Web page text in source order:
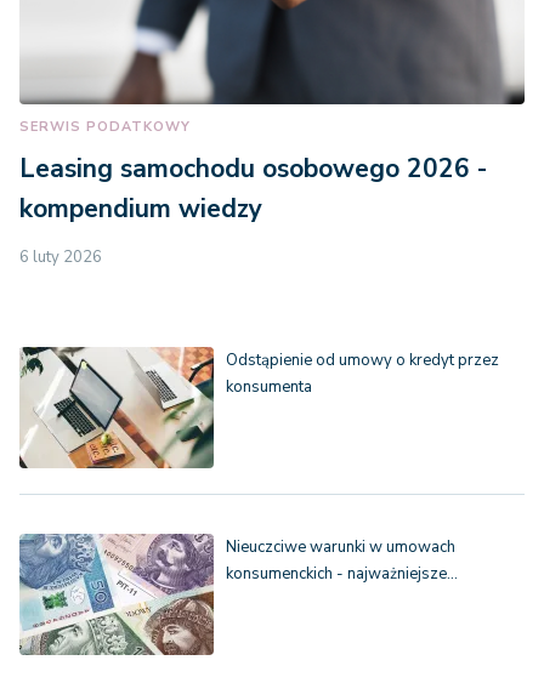
SERWIS PODATKOWY
Leasing samochodu osobowego 2026 -
kompendium wiedzy
6 luty 2026
Odstąpienie od umowy o kredyt przez
konsumenta
Nieuczciwe warunki w umowach
konsumenckich - najważniejsze…